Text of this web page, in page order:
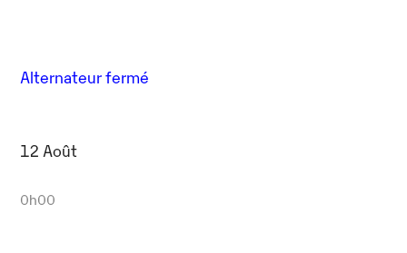
Alternateur fermé
12 Août
0h00